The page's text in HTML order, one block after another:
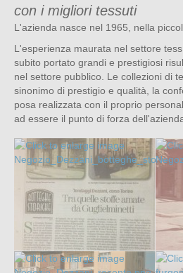
con i migliori tessuti
L'azienda nasce nel 1965, nella
L'esperienza maurata nel settore
subito portato grandi e prestigiosi
nel settore pubblico. Le collezioni di
sinonimo di prestigio e qualità, la
posa realizzata con il proprio
ad essere il punto di forza